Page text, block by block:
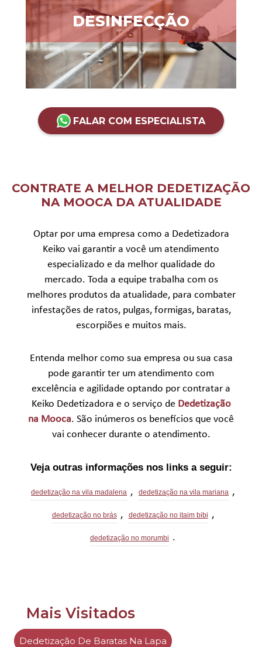
DESINFECÇÃO
FALAR COM ESPECIALISTA
CONTRATE A MELHOR DEDETIZAÇÃO
NA MOOCA DA ATUALIDADE
Optar por uma empresa como a Dedetizadora
Keiko vai garantir a você um atendimento
especializado e da melhor qualidade do
mercado. Toda a equipe trabalha com os
melhores produtos da atualidade, para combater
infestações de ratos, pulgas, formigas, baratas,
escorpiões e muitos mais.
Entenda melhor como sua empresa ou sua casa
pode garantir ter um atendimento com
excelência e agilidade optando por contratar a
Keiko Dedetizadora e o serviço de Dedetização
na Mooca. São inúmeros os benefícios que você
vai conhecer durante o atendimento.
Veja outras informações nos links a seguir:
dedetização na vila madalena , dedetização na vila mariana ,
dedetização no brás , dedetização no itaim bibi ,
dedetização no morumbi .
Mais Visitados
Dedetização De Baratas Na Lapa